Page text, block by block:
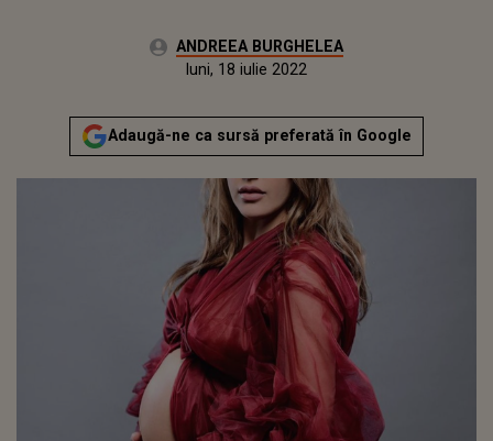
Autor:ANDREEA BURGHELEA
Actualizat:
luni, 18 iulie 2022
Adaugă-ne ca sursă preferată în Google